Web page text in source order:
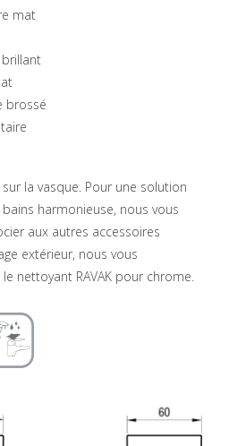
mat
brillant
brossé
la vasque. Pour une solution
harmonieuse, nous vous
aux autres accessoires
extérieur, nous vous
nettoyant RAVAK pour chrome.